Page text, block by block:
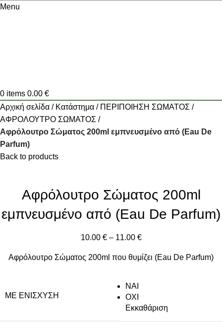
Menu
0 items 0.00 €
Αρχική σελίδα
Κατάστημα
ΠΕΡΙΠΟΙΗΣΗ ΣΩΜΑΤΟΣ
ΑΦΡΟΛΟΥΤΡΟ ΣΩΜΑΤΟΣ
Αφρόλουτρο Σώματος 200ml εμπνευσμένο από (Eau De
Parfum)
Back to products
Αφρόλουτρο Σώματος 200ml
εμπνευσμένο από (Eau De Parfum)
10.00 € – 11.00 €
Αφρόλουτρο Σώματος 200ml που θυμίζει (Eau De Parfum)
ΜΕ ΕΝΊΣΧΥΣΗ
NAI
ΟΧΙ
Εκκαθάριση